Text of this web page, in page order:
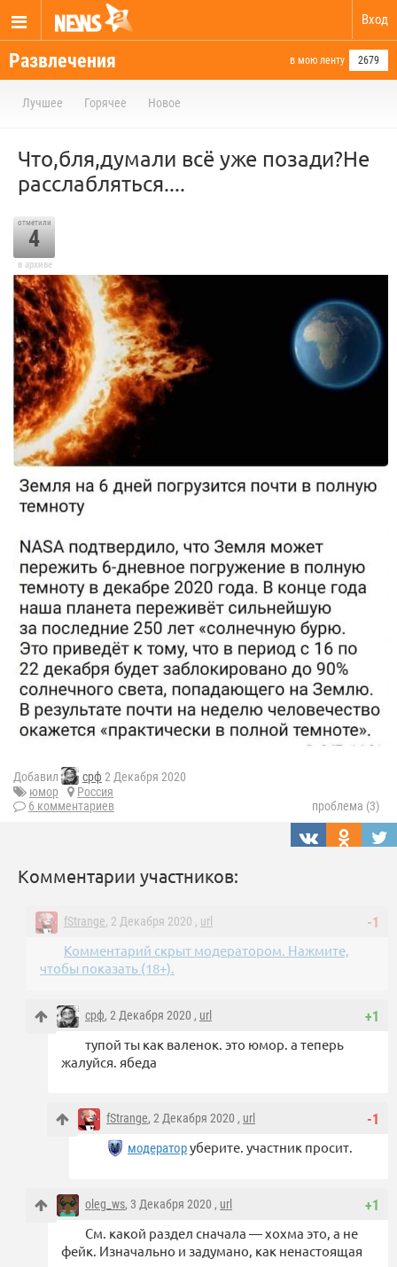
Вход
Развлечения в мою ленту 2679
Лучшее Горячее Новое
Что,бля,думали всё уже позади?Не
расслабляться....
отметили
4
в архиве
Добавил срф 2 Декабря 2020
юмор
Россия
6 комментариев
проблема (3)
Комментарии участников:
-1
fStrange, 2 Декабря 2020 , url
Комментарий скрыт модератором. Нажмите,
чтобы показать (18+).
+1
срф, 2 Декабря 2020 , url
тупой ты как валенок. это юмор. а теперь
жалуйся. ябеда
-1
fStrange, 2 Декабря 2020 , url
модераторуберите. участник просит.
+1
oleg_ws, 3 Декабря 2020 , url
См. какой раздел сначала — хохма это, а не
фейк. Изначально и задумано, как ненастоящая